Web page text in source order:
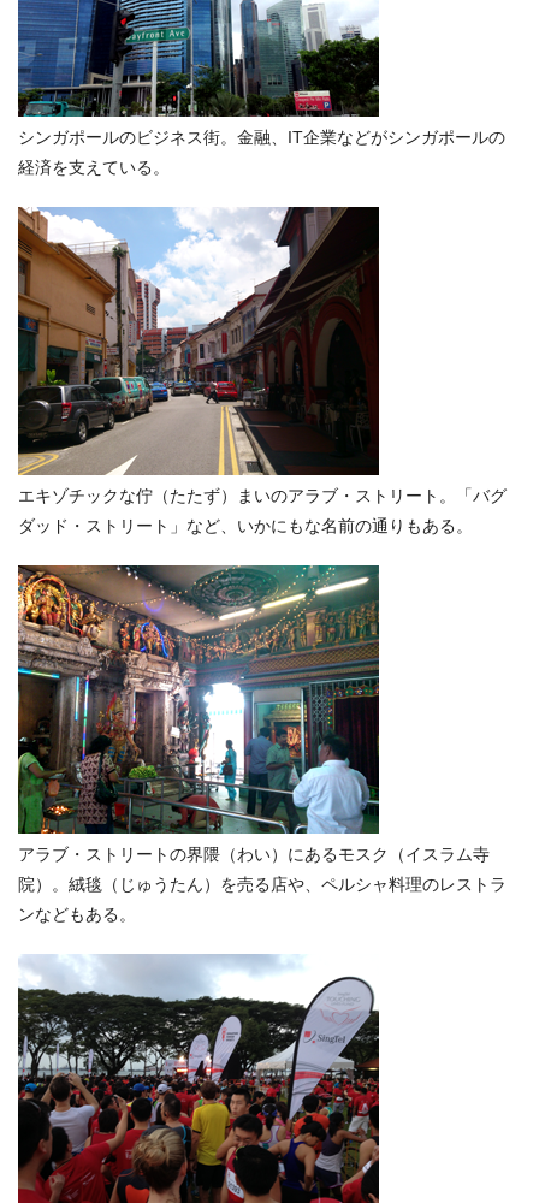
シンガポールのビジネス街。金融、IT企業などがシンガポールの
経済を支えている。
エキゾチックな佇（たたず）まいのアラブ・ストリート。「バグ
ダッド・ストリート」など、いかにもな名前の通りもある。
アラブ・ストリートの界隈（わい）にあるモスク（イスラム寺
院）。絨毯（じゅうたん）を売る店や、ペルシャ料理のレストラ
ンなどもある。